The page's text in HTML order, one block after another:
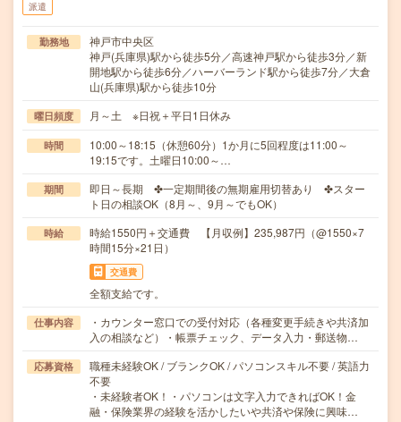
派遣
勤務地
神戸市中央区
神戸(兵庫県)駅から徒歩5分／高速神戸駅から徒歩3分／新
開地駅から徒歩6分／ハーバーランド駅から徒歩7分／大倉
山(兵庫県)駅から徒歩10分
曜日頻度 月～土 ※日祝＋平日1日休み
時間
10:00～18:15（休憩60分）1か月に5回程度は11:00～
19:15です。土曜日10:00～…
期間
即日～長期 ✤一定期間後の無期雇用切替あり ✤スター
ト日の相談OK（8月～、9月～でもOK）
時給
時給1550円＋交通費 【月収例】235,987円（@1550×7
時間15分×21日）
交通費
全額支給です。
仕事内容
・カウンター窓口での受付対応（各種変更手続きや共済加
入の相談など）・帳票チェック、データ入力・郵送物…
応募資格
職種未経験OK / ブランクOK / パソコンスキル不要 / 英語力
不要
・未経験者OK！・パソコンは文字入力できればOK！金
融・保険業界の経験を活かしたいや共済や保険に興味…